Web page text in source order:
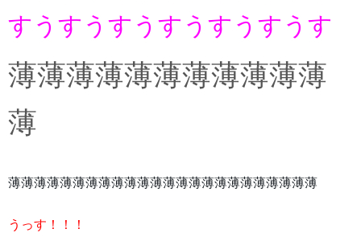
すうすうすうすうすうすうす
薄薄薄薄薄薄薄薄薄薄薄
薄
薄薄薄薄薄薄薄薄薄薄薄薄薄薄薄薄薄薄薄薄薄薄薄薄
うっす！！！